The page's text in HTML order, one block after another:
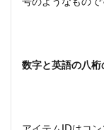
数字と英語の八桁